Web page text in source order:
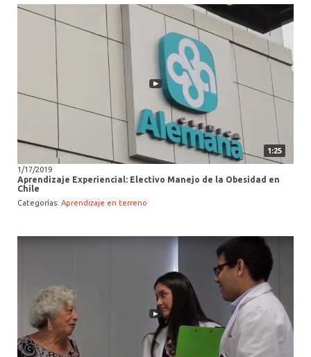
1:25
1/17/2019
Aprendizaje Experiencial: Electivo Manejo de la Obesidad en
Chile
Categorías: Aprendizaje en terreno